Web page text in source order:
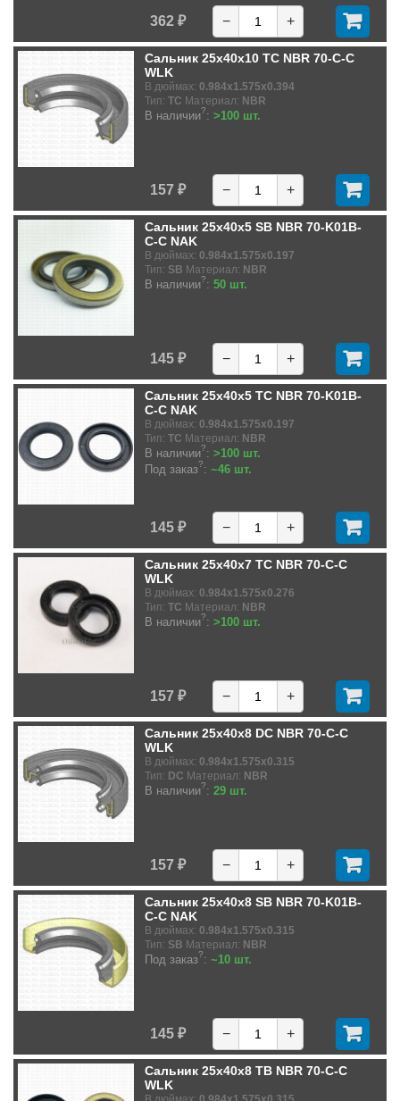
362 ₽ − +
Сальник 25x40x10 TC NBR 70-C-C
WLK
В дюймах: 0.984x1.575x0.394
Тип: TC Материал: NBR
В наличии?: >100 шт.
157 ₽ − +
Сальник 25x40x5 SB NBR 70-K01B-
C-C NAK
В дюймах: 0.984x1.575x0.197
Тип: SB Материал: NBR
В наличии?: 50 шт.
145 ₽ − +
Сальник 25x40x5 TC NBR 70-K01B-
C-C NAK
В дюймах: 0.984x1.575x0.197
Тип: TC Материал: NBR
В наличии?: >100 шт.
Под заказ?: ~46 шт.
145 ₽ − +
Сальник 25x40x7 TC NBR 70-C-C
WLK
В дюймах: 0.984x1.575x0.276
Тип: TC Материал: NBR
В наличии?: >100 шт.
157 ₽ − +
Сальник 25x40x8 DC NBR 70-C-C
WLK
В дюймах: 0.984x1.575x0.315
Тип: DC Материал: NBR
В наличии?: 29 шт.
157 ₽ − +
Сальник 25x40x8 SB NBR 70-K01B-
C-C NAK
В дюймах: 0.984x1.575x0.315
Тип: SB Материал: NBR
Под заказ?: ~10 шт.
145 ₽ − +
Сальник 25x40x8 TB NBR 70-C-C
WLK